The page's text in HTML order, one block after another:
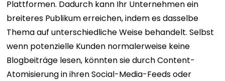
Plattformen. Dadurch kann Ihr Unternehmen ein
breiteres Publikum erreichen, indem es dasselbe
Thema auf unterschiedliche Weise behandelt. Selbst
wenn potenzielle Kunden normalerweise keine
Blogbeiträge lesen, könnten sie durch Content-
Atomisierung in ihren Social-Media-Feeds oder